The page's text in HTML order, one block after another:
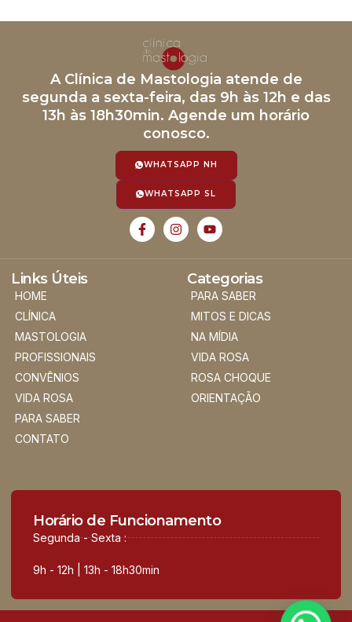
A Clínica de Mastologia atende de
segunda a sexta-feira, das 9h às 12h e das
13h às 18h30min. Agende um horário
conosco.
WHATSAPP NH
WHATSAPP SL
Links Úteis
HOME
CLÍNICA
MASTOLOGIA
PROFISSIONAIS
CONVÊNIOS
VIDA ROSA
PARA SABER
CONTATO
Categorias
PARA SABER
MITOS E DICAS
NA MÍDIA
VIDA ROSA
ROSA CHOQUE
ORIENTAÇÃO
Horário de Funcionamento
Segunda - Sexta :
9h - 12h | 13h - 18h30min